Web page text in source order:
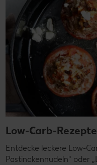
Low-Carb-Rezepte
Entdecke leckere Low-
Pastinakennudeln" oder